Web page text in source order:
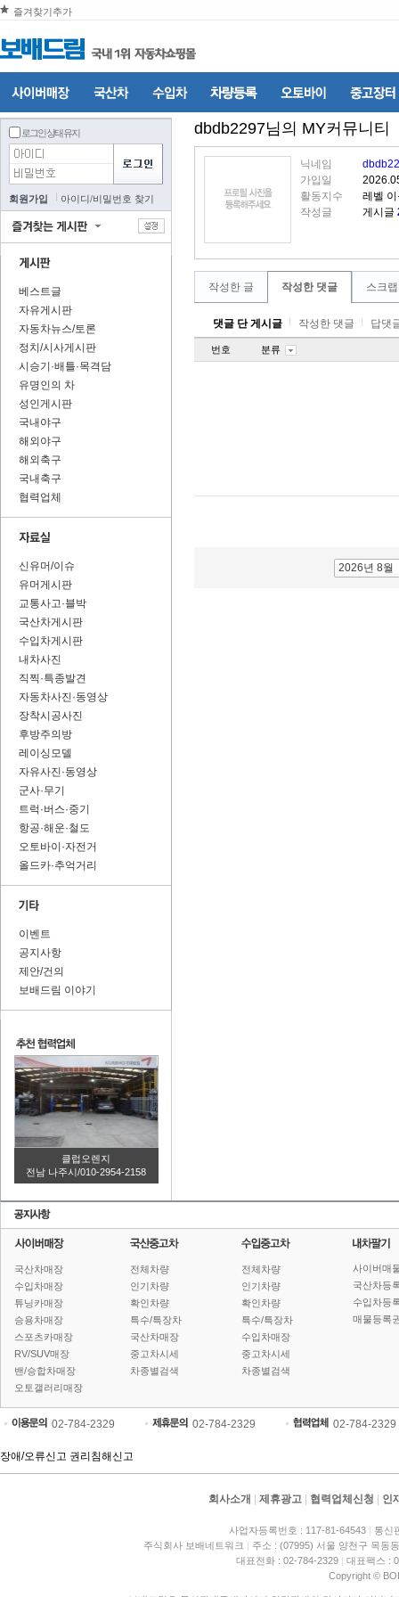
즐겨찾기추가
로그인 상태 유지
회원가입 아이디/비밀번호 찾기
베스트글
자유게시판
자동차뉴스/토론
정치/시사게시판
시승기·배틀·목격담
유명인의 차
성인게시판
국내야구
해외야구
해외축구
국내축구
협력업체
신유머/이슈
유머게시판
교통사고·블박
국산차게시판
수입차게시판
내차사진
직찍·특종발견
자동차사진·동영상
장착시공사진
후방주의방
레이싱모델
자유사진·동영상
군사·무기
트럭·버스·중기
항공·해운·철도
오토바이·자전거
올드카·추억거리
이벤트
공지사항
제안/건의
보배드림 이야기
클럽오렌지
전남 나주시/010-2954-2158
dbdb2297님의 MY커뮤니티
닉네임
가입일
활동지수
레벨
작성글
게시글
작성한 글 작성한 댓글 스크
댓글 단 게시글 작성한 댓글 답댓
번호 분류
2026년 8월
국산차매장
수입차매장
튜닝카매장
승용차매장
스포츠카매장
RV/SUV매장
밴/승합차매장
오토갤러리매장
전체차량
인기차량
확인차량
특수/특장차
국산차매장
중고차시세
차종별검색
전체차량
인기차량
확인차량
특수/특장차
수입차매장
중고차시세
차종별검색
사이버매
국산차등
수입차등
매물등록
02-784-2329 02-784-2329 02-784-2329
장애/오류신고 권리침해신고
회사소개 제휴광고 협력업체신청 인
사업자등록번호 : 117-81-64543 | 통신
주식회사 보배네트워크 | 주소 : (07995) 서울 양천구 목동
대표전화 : 02-784-2329 | 대표팩스 :
Copyright ©